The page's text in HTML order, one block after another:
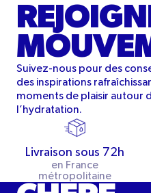
Suivez-nous pour des
des inspirations
moments de plaisir autour
l’hydratation.
Livraison sous 72h
en France
métropolitaine